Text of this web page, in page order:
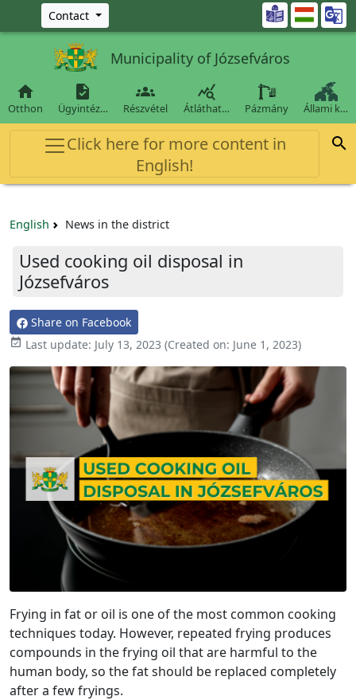
Ugrás a fő tartalomra
Contact 
Municipality of Józsefváros

Otthon

Ügyintéz…

Részvétel

Átláthat… Pázmány Állami k…
Click here for more content in
English!

English News in the district
Used cooking oil disposal in
Józsefváros
Share on Facebook
 Last update: July 13, 2023 (Created on: June 1, 2023)
Frying in fat or oil is one of the most common cooking
techniques today. However, repeated frying produces
compounds in the frying oil that are harmful to the
human body, so the fat should be replaced completely
after a few fryings.